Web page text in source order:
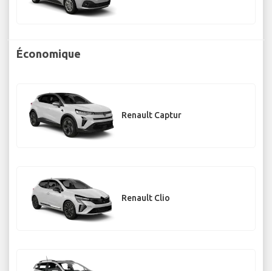
Économique
Renault Captur
Renault Clio